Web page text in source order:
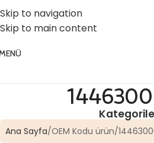
Skip to navigation
Skip to main content
☎️ 0 (224) 504 74 45
Ana Sayfa OEM Kodu ürün